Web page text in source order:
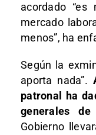
acordado “es
mercado
menos”, ha
Según la
aporta nada”.
patronal ha
generales
Gobierno